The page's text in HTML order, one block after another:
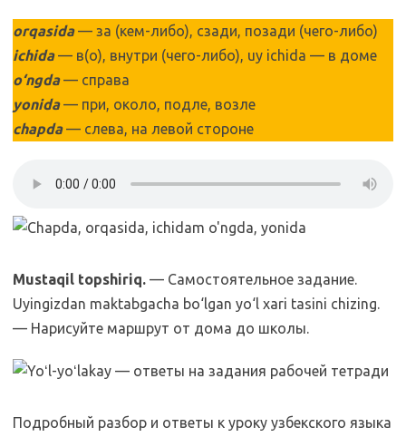
orqasida— за (кем-либо), сзади, позади (чего-либо)
ichida— в(о), внутри (чего-либо), uy ichida — в доме
o‘ngda— справа
yonida— при, около, подле, возле
chapda— слева, на левой стороне
Mustaqil topshiriq. — Самостоятельное задание.
Uyingizdan maktabgacha bo‘lgan yo‘l xari tasini chizing.
— Нарисуйте маршрут от дома до школы.
Подробный разбор и ответы к уроку узбекского языка